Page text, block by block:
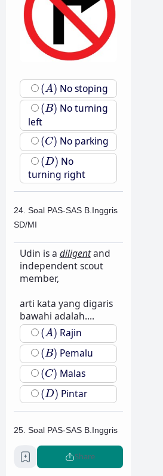
(A)
(A) No stoping
(B)
(B) No turning
left
(C)
(C) No parking
(D)
(D) No
turning right
24. Soal PAS-SAS B.Inggris
SD/MI
Udin is a diligentand
independent scout
member,
arti kata yang digaris
bawahi adalah....
(A)
(A) Rajin
(B)
(B) Pemalu
(C)
(C) Malas
(D)
(D) Pintar
25. Soal PAS-SAS B.Inggris
Share